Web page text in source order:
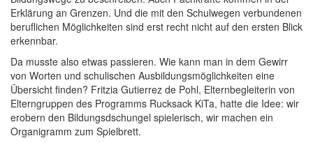
Erklärung an Grenzen. Und die mit den Schulwegen verbundenen
beruflichen Möglichkeiten sind erst recht nicht auf den ersten Blick
erkennbar.
Da musste also etwas passieren. Wie kann man in dem Gewirr
von Worten und schulischen Ausbildungsmöglichkeiten eine
Übersicht finden? Fritzia Gutierrez de Pohl, Elternbegleiterin von
Elterngruppen des Programms Rucksack KiTa, hatte die Idee: wir
erobern den Bildungsdschungel spielerisch, wir machen ein
Organigramm zum Spielbrett.